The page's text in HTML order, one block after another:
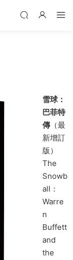
雪球：
巴菲特
傳（最
新增訂
版）
The
Snowb
all：
Warre
n
Buffett
and
the